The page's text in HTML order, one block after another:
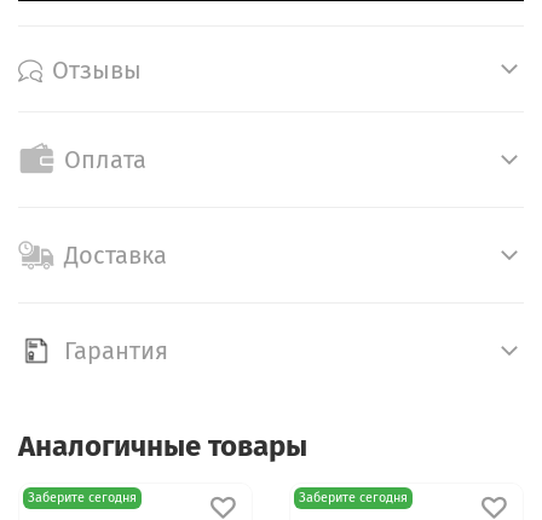
Отзывы
Оплата
Доставка
Гарантия
Аналогичные товары
Заберите сегодня Заберите сегодня